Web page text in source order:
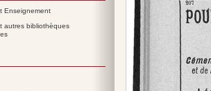
Enseignement
autres bibliothèques